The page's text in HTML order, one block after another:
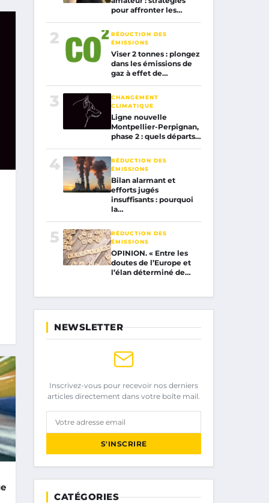
pour affronter les…
2
RÉDUCTION DES
ÉMISSIONS
Viser 2 tonnes : plongez
dans les émissions de
gaz à effet de…
3
CHANGEMENT
CLIMATIQUE
Ligne nouvelle
Montpellier-Perpignan,
phase 2 : quels départs…
4
RÉDUCTION DES
ÉMISSIONS
Bilan alarmant et
efforts jugés
insuffisants : pourquoi
la…
5
RÉDUCTION DES
ÉMISSIONS
OPINION. « Entre les
doutes de l’Europe et
l’élan déterminé de…
NEWSLETTER
Inscrivez-vous pour recevoir nos derniers
articles directement dans votre boîte mail.
Votre adresse email
S'INSCRIRE
CATÉGORIES